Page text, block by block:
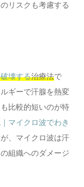
リスクも考慮する
壊する治療法で
ギーで汗腺を熱変
比較的短いのが特
マイクロ波でわき
、マイクロ波は汗
組織へのダメージ